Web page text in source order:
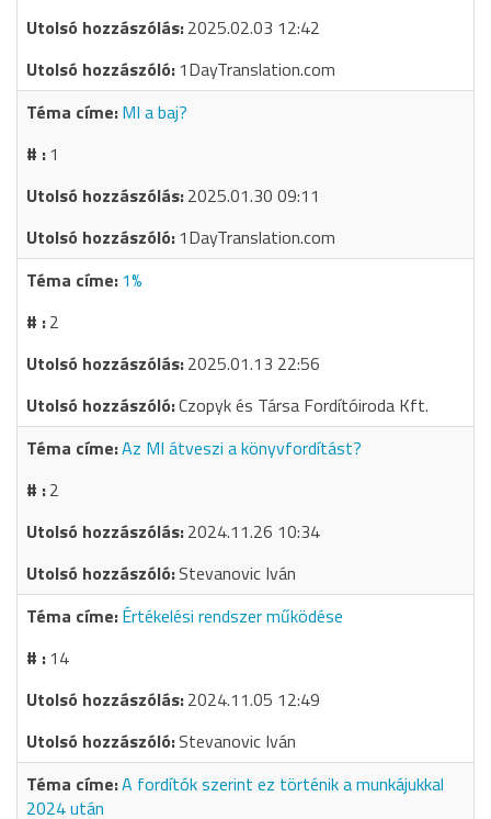
2025.02.03 12:42
1DayTranslation.com
MI a baj?
1
2025.01.30 09:11
1DayTranslation.com
1%
2
2025.01.13 22:56
Czopyk és Társa Fordítóiroda Kft.
Az MI átveszi a könyvfordítást?
2
2024.11.26 10:34
Stevanovic Iván
Értékelési rendszer működése
14
2024.11.05 12:49
Stevanovic Iván
A fordítók szerint ez történik a munkájukkal
2024 után